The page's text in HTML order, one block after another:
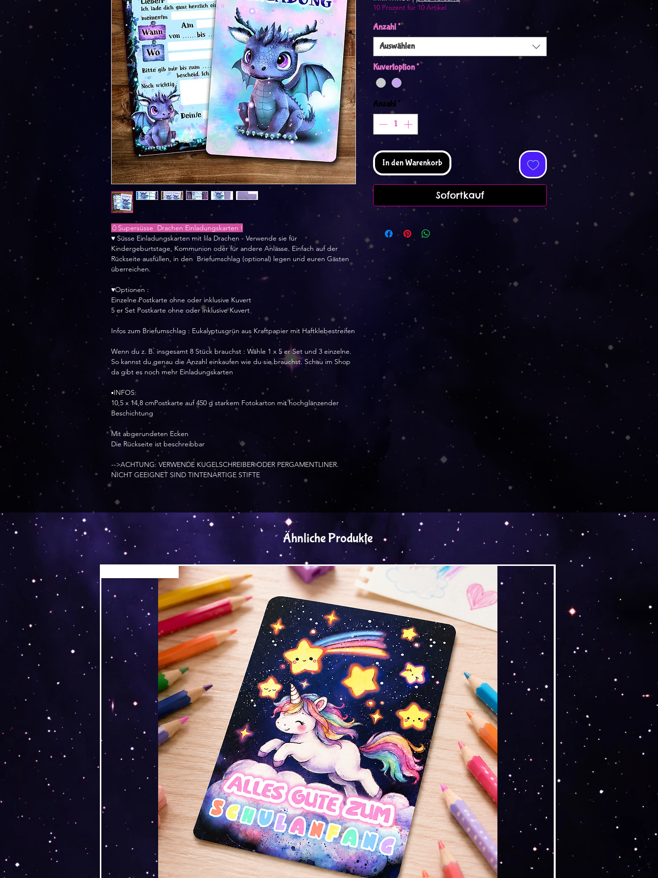
🥚Supersüsse Drachen Einladungskarten !
♥ Süsse Einladungskarten mit lila Drachen - Verwende sie für
Kindergeburtstage, Kommunion oder für andere Anlässe. Einfach auf der
Rückseite ausfüllen, in den Briefumschlag (optional) legen und euren Gästen
überreichen.
♥Optionen :
Einzelne Postkarte ohne oder inklusive Kuvert
5 er Set Postkarte ohne oder inklusive Kuvert
Infos zum Briefumschlag : Eukalyptusgrün aus Kraftpapier mit Haftklebestreifen
Wenn du z. B. insgesamt 8 Stück brauchst : Wähle 1 x 5 er Set und 3 einzelne.
So kannst du genau die Anzahl einkaufen wie du sie brauchst. Schau im Shop
da gibt es noch mehr Einladungskarten
▪️INFOS:
10,5 x 14,8 cmPostkarte auf 450 g starkem Fotokarton mit hochglänzender
Beschichtung
Mit abgerundeten Ecken
Die Rückseite ist beschreibbar
-->ACHTUNG: VERWENDE KUGELSCHREIBER ODER PERGAMENTLINER.
NICHT GEEIGNET SIND TINTENARTIGE STIFTE
10 Prozent für 10 Artikel
Anzahl*
Auswählen
Kuvertoption*
Anzahl*
In den Warenkorb
Sofortkauf
Ähnliche Produkte
Versand by Tiny Tami